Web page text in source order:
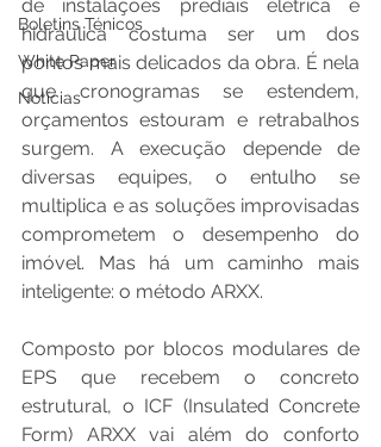
Boletins Ténicos
White Paper
Notícias
de instalações prediais elétrica e
hidráulica costuma ser um dos
pontos mais delicados da obra. É nela
que cronogramas se estendem,
orçamentos estouram e retrabalhos
surgem. A execução depende de
diversas equipes, o entulho se
multiplica e as soluções improvisadas
comprometem o desempenho do
imóvel. Mas há um caminho mais
inteligente: o método ARXX.
Composto por blocos modulares de
EPS que recebem o concreto
estrutural, o ICF (Insulated Concrete
Form) ARXX vai além do conforto